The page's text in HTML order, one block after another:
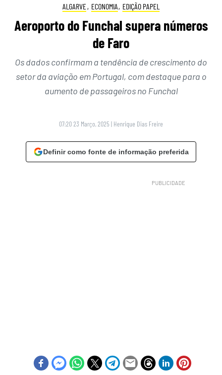
ALGARVE, ECONOMIA, EDIÇÃO PAPEL
Aeroporto do Funchal supera números
de Faro
Os dados confirmam a tendência de crescimento do
setor da aviação em Portugal, com destaque para o
aumento de passageiros no Funchal
07:20 23 Março, 2025 | Henrique Dias Freire
Definir como fonte de informação preferida